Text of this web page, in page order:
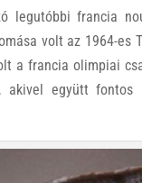
legutóbbi francia
volt az 1964-es
a francia olimpiai
akivel együtt